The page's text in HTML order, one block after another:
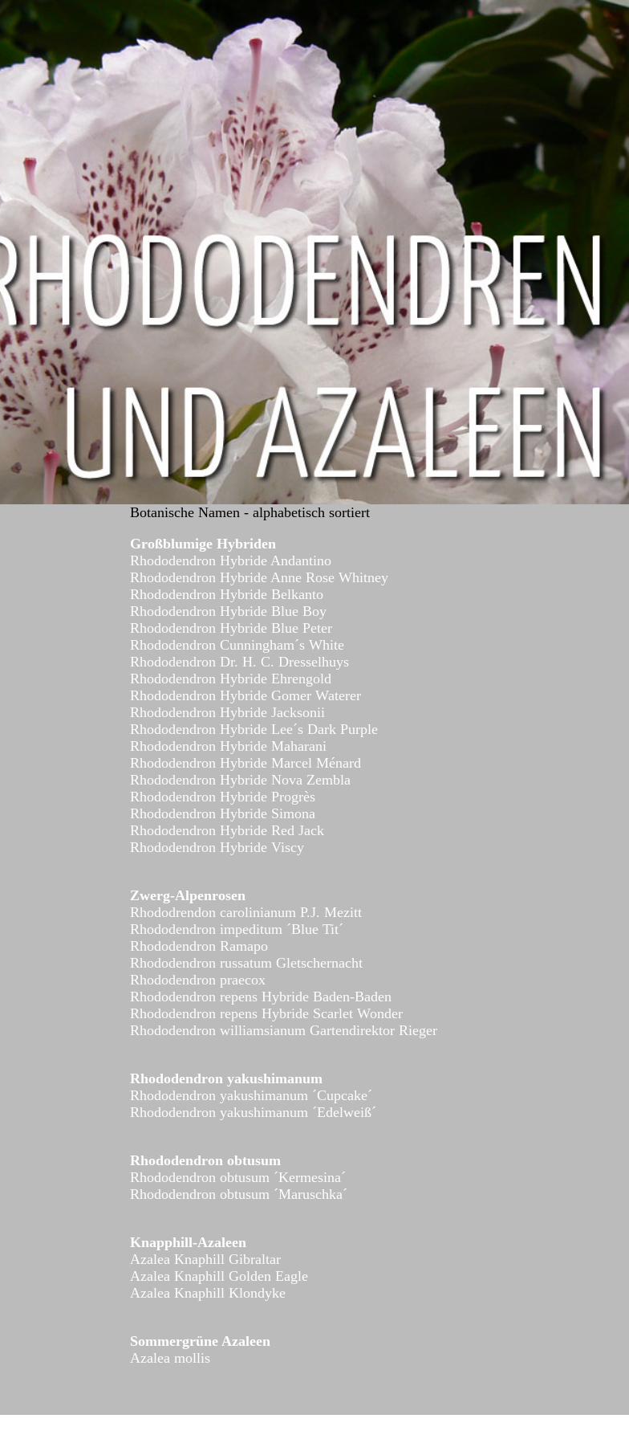
Botanische Namen - alphabetisch sortiert
Großblumige Hybriden
Rhododendron Hybride Andantino
Rhododendron Hybride Anne Rose Whitney
Rhododendron Hybride Belkanto
Rhododendron Hybride Blue Boy
Rhododendron Hybride Blue Peter
Rhododendron Cunningham´s White
Rhododendron Dr. H. C. Dresselhuys
Rhododendron Hybride Ehrengold
Rhododendron Hybride Gomer Waterer
Rhododendron Hybride Jacksonii
Rhododendron Hybride Lee´s Dark Purple
Rhododendron Hybride Maharani
Rhododendron Hybride Marcel Ménard
Rhododendron Hybride Nova Zembla
Rhododendron Hybride Progrès
Rhododendron Hybride Simona
Rhododendron Hybride Red Jack
Rhododendron Hybride Viscy
Zwerg-Alpenrosen
Rhododrendon carolinianum P.J. Mezitt
Rhododendron impeditum ´Blue Tit´
Rhododendron Ramapo
Rhododendron russatum Gletschernacht
Rhododendron praecox
Rhododendron repens Hybride Baden-Baden
Rhododendron repens Hybride Scarlet Wonder
Rhododendron williamsianum Gartendirektor Rieger
Rhododendron yakushimanum
Rhododendron yakushimanum ´Cupcake´
Rhododendron yakushimanum ´Edelweiß´
Rhododendron obtusum
Rhododendron obtusum ´Kermesina´
Rhododendron obtusum ´Maruschka´
Knapphill-Azaleen
Azalea Knaphill Gibraltar
Azalea Knaphill Golden Eagle
Azalea Knaphill Klondyke
Sommergrüne Azaleen
Azalea mollis